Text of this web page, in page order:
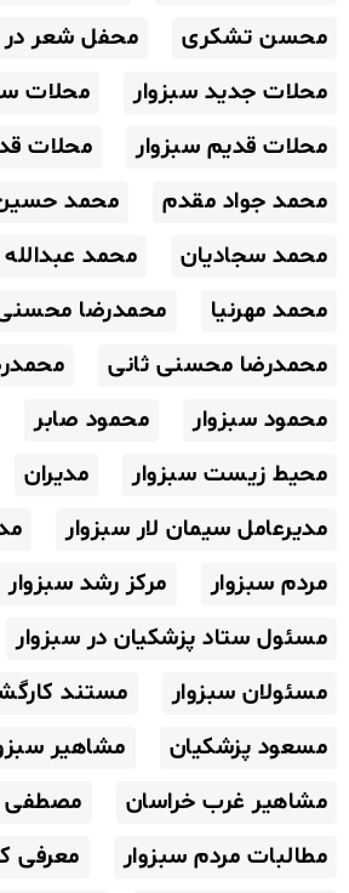
محسن تشکری
محفل شعر در
محلات جدید سبزوار
محلات
محلات قدیم سبزوار
محلات
محمد جواد مقدم
محمد
محمد سجادیان
محمد عبدالله
محمد مهرنیا
محمدرضا
محمدرضا محسنی ثانی
محمود سبزوار
محمود صابر
محیط زیست سبزوار
مدیران
مدیرعامل سیمان لار سبزوار
مردم سبزوار
مرکز رشد سبزوار
مسئول ستاد پزشکیان در سبزوار
مسئولان سبزوار
مستند
مسعود پزشکیان
مشاهیر
مشاهیر غرب خراسان
مصطفی
مطالبات مردم سبزوار
معرفی